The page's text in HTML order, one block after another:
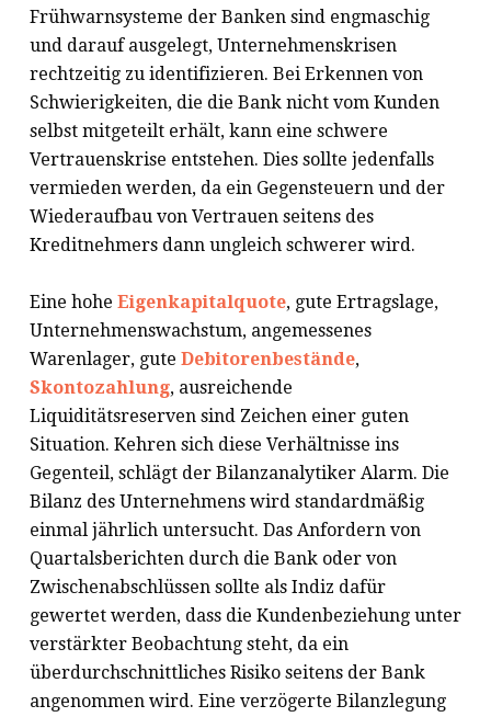
Frühwarnsysteme der Banken sind engmaschig
und darauf ausgelegt, Unternehmenskrisen
rechtzeitig zu identifizieren. Bei Erkennen von
Schwierigkeiten, die die Bank nicht vom Kunden
selbst mitgeteilt erhält, kann eine schwere
Vertrauenskrise entstehen. Dies sollte jedenfalls
vermieden werden, da ein Gegensteuern und der
Wiederaufbau von Vertrauen seitens des
Kreditnehmers dann ungleich schwerer wird.
Eine hohe Eigenkapitalquote, gute Ertragslage,
Unternehmenswachstum, angemessenes
Warenlager, gute Debitorenbestände,
Skontozahlung, ausreichende
Liquiditätsreserven sind Zeichen einer guten
Situation. Kehren sich diese Verhältnisse ins
Gegenteil, schlägt der Bilanzanalytiker Alarm. Die
Bilanz des Unternehmens wird standardmäßig
einmal jährlich untersucht. Das Anfordern von
Quartalsberichten durch die Bank oder von
Zwischenabschlüssen sollte als Indiz dafür
gewertet werden, dass die Kundenbeziehung unter
verstärkter Beobachtung steht, da ein
überdurchschnittliches Risiko seitens der Bank
angenommen wird. Eine verzögerte Bilanzlegung